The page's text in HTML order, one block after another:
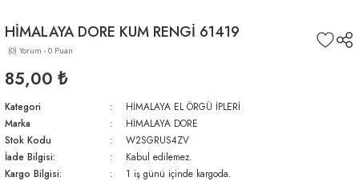
HİMALAYA DORE KUM RENGİ 61419
(0) Yorum - 0 Puan
85,00 ₺
Kategori
HİMALAYA EL ÖRGÜ İPLERİ
Marka
HİMALAYA DORE
Stok Kodu
W2SGRUS4ZV
İade Bilgisi:
Kabul edilemez.
Kargo Bilgisi:
1 iş günü içinde kargoda.